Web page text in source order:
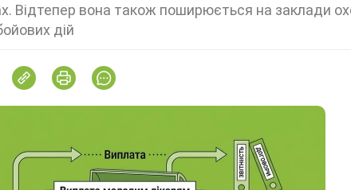
Відтепер вона також поширюється на заклади
дій